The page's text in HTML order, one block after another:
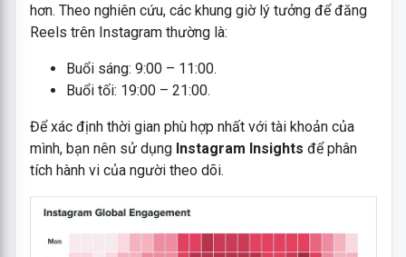
hơn. Theo nghiên cứu, các khung giờ lý tưởng để đăng
Reels trên Instagram thường là:
Buổi sáng: 9:00 – 11:00.
Buổi tối: 19:00 – 21:00.
Để xác định thời gian phù hợp nhất với tài khoản của
mình, bạn nên sử dụng Instagram Insights để phân
tích hành vi của người theo dõi.